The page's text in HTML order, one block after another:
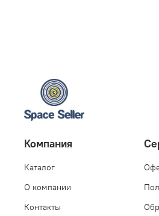
Компания
Каталог
О компании
Контакты